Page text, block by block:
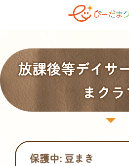
放課後等デイサ
まク
保護中: 豆まき